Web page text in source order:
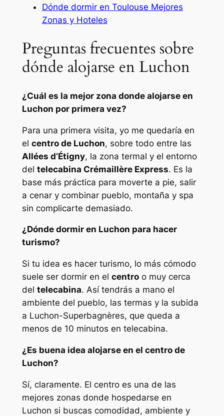
Dónde dormir en Toulouse Mejores
Zonas y Hoteles
Preguntas frecuentes sobre
dónde alojarse en Luchon
¿Cuál es la mejor zona donde alojarse en
Luchon por primera vez?
Para una primera visita, yo me quedaría en
el centro de Luchon, sobre todo entre las
Allées d’Étigny, la zona termal y el entorno
del telecabina Crémaillère Express. Es la
base más práctica para moverte a pie, salir
a cenar y combinar pueblo, montaña y spa
sin complicarte demasiado.
¿Dónde dormir en Luchon para hacer
turismo?
Si tu idea es hacer turismo, lo más cómodo
suele ser dormir en el centroo muy cerca
del telecabina. Así tendrás a mano el
ambiente del pueblo, las termas y la subida
a Luchon-Superbagnères, que queda a
menos de 10 minutos en telecabina.
¿Es buena idea alojarse en el centro de
Luchon?
Sí, claramente. El centro es una de las
mejores zonas donde hospedarse en
Luchon si buscas comodidad, ambiente y